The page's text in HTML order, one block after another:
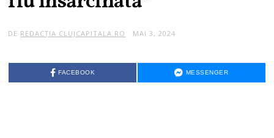
DE REDACȚIA CLUJCAPITALA.RO MAI 3, 2024
FACEBOOK MESSENGER